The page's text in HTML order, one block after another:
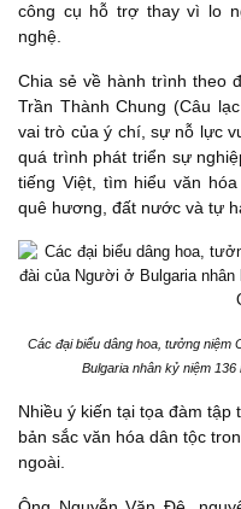
công cụ hỗ trợ thay vì lo
nghệ.
Chia sẻ về hành trình theo
Trần Thành Chung (Câu
vai trò của ý chí, sự nỗ lực
quá trình phát triển sự
tiếng Việt, tìm hiểu văn
quê hương, đất nước và tự
Các đại biểu dâng hoa, tưởng niệm
Bulgaria nhân kỷ niệm
Nhiều ý kiến tại tọa đàm tập
bản sắc văn hóa dân tộc
ngoài.